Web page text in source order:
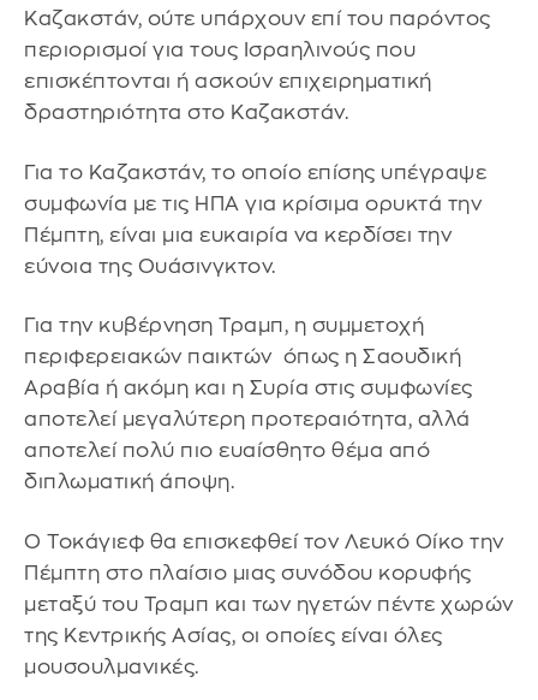
Καζακστάν, ούτε υπάρχουν επί του παρόντος
περιορισμοί για τους Ισραηλινούς που
επισκέπτονται ή ασκούν επιχειρηματική
δραστηριότητα στο Καζακστάν.
Για το Καζακστάν, το οποίο επίσης υπέγραψε
συμφωνία με τις ΗΠΑ για κρίσιμα ορυκτά την
Πέμπτη, είναι μια ευκαιρία να κερδίσει την
εύνοια της Ουάσινγκτον.
Για την κυβέρνηση Τραμπ, η συμμετοχή
περιφερειακών παικτών όπως η Σαουδική
Αραβία ή ακόμη και η Συρία στις συμφωνίες
αποτελεί μεγαλύτερη προτεραιότητα, αλλά
αποτελεί πολύ πιο ευαίσθητο θέμα από
διπλωματική άποψη.
Ο Τοκάγιεφ θα επισκεφθεί τον Λευκό Οίκο την
Πέμπτη στο πλαίσιο μιας συνόδου κορυφής
μεταξύ του Τραμπ και των ηγετών πέντε χωρών
της Κεντρικής Ασίας, οι οποίες είναι όλες
μουσουλμανικές.